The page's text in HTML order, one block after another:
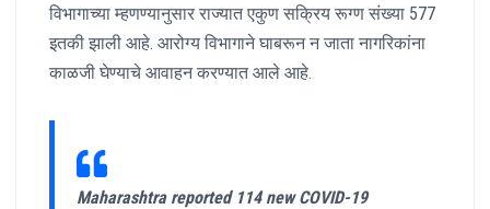
विभागाच्या म्हणण्यानुसार राज्यात एकुण सक्रिय रूग्ण संख्या 577
इतकी झाली आहे. आरोग्य विभागाने घाबरून न जाता नागरिकांना
काळजी घेण्याचे आवाहन करण्यात आले आहे.
Maharashtra reported 114 new COVID-19